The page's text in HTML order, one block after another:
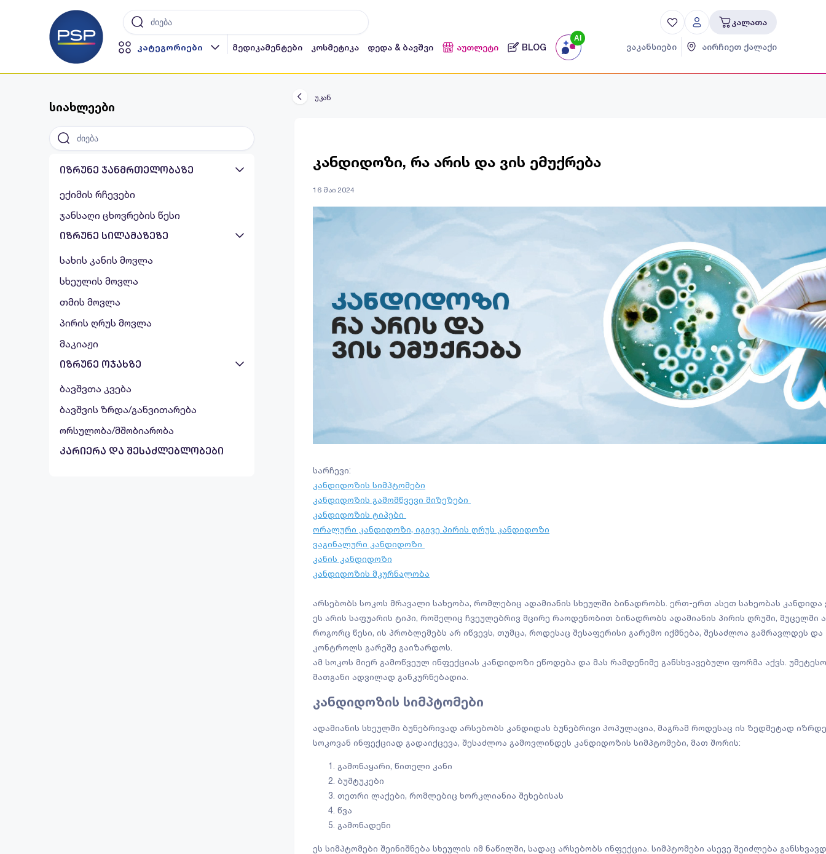
კალათა
კატეგორიები მედიკამენტები კოსმეტიკა დედა & ბავშვი აუთლეტი BLOG
AI
ვაკანსიები აირჩიეთ ქალაქი
სიახლეები
იზრუნე ჯანმრთელობაზე
ექიმის რჩევები
ჯანსაღი ცხოვრების წესი
იზრუნე სილამაზეზე
სახის კანის მოვლა
სხეულის მოვლა
თმის მოვლა
პირის ღრუს მოვლა
მაკიაჟი
იზრუნე ოჯახზე
ბავშვთა კვება
ბავშვის ზრდა/განვითარება
ორსულობა/მშობიარობა
კარიერა და შესაძლებლობები
უკან
კანდიდოზი, რა არის და ვის ემუქრება
16 მაი 2024
სარჩევი:
კანდიდოზის სიმპტომები
კანდიდოზის გამომწვევი მიზეზები
კანდიდოზის ტიპები
ორალური კანდიდოზი, იგივე პირის ღრუს კანდიდოზი
ვაგინალური კანდიდოზი
კანის კანდიდოზი
კანდიდოზის მკურნალობა
არსებობს სოკოს მრავალი სახეობა, რომლებიც ადამიანის სხეულში ბინადრობს. ერთ-ერთ ასეთ სახეობას კანდიდა
ეს არის საფუარის ტიპი, რომელიც ჩვეულებრივ მცირე რაოდენობით ბინადრობს ადამიანის პირის ღრუში, მუცელში
როგორც წესი, ის პრობლემებს არ იწვევს, თუმცა, როდესაც შესაფერისი გარემო იქმნება, შესაძლოა გამრავლდეს და
კონტროლს გარეშე გაიზარდოს.
ამ სოკოს მიერ გამოწვეულ ინფექციას კანდიდოზი ეწოდება და მას რამდენიმე განსხვავებული ფორმა აქვს.
მათგანი ადვილად განკურნებადია.
კანდიდოზის სიმპტომები
ადამიანის სხეულში ბუნებრივად არსებობს კანდიდას ბუნებრივი პოპულაცია, მაგრამ როდესაც ის ზედმეტად
სოკოვან ინფექციად გადაიქცევა, შესაძლოა გამოვლინდეს კანდიდოზის სიმპტომები, მათ შორის:
გამონაყარი, წითელი კანი
ბუშტუკები
თეთრი ლაქები, რომლებიც ხორკლიანია შეხებისას
წვა
გამონადენი
ეს სიმპტომები შეინიშნება სხეულის იმ ნაწილში, სადაც არსებობს ინფექცია. სიმპტომები ასევე შეიძლება